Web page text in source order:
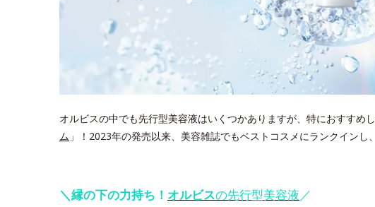
オルビスの中でも先行型美容液はいくつかありますが、特におすすめ
ム 」！2023年の発売以来、美容雑誌でもベストコスメにランクインし
＼縁の下の力持ち！ オルビスの先行型美容液／